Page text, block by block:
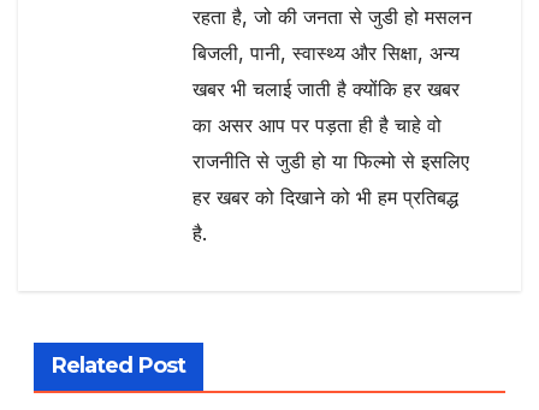
रहता है, जो की जनता से जुडी हो मसलन
बिजली, पानी, स्वास्थ्य और सिक्षा, अन्य
खबर भी चलाई जाती है क्योंकि हर खबर
का असर आप पर पड़ता ही है चाहे वो
राजनीति से जुडी हो या फिल्मो से इसलिए
हर खबर को दिखाने को भी हम प्रतिबद्ध
है.
Related Post